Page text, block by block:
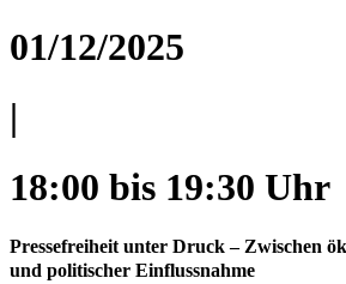
01/12/2025
|
18:00 bis 19:30 Uhr
Pressefreiheit unter Druck – Zwischen
und politischer Einflussnahme